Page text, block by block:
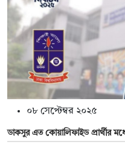
০৮ সেপ্টেম্বর ২০২৫
ডাকসুর এত কোয়ালিফাইড প্রার্থীর